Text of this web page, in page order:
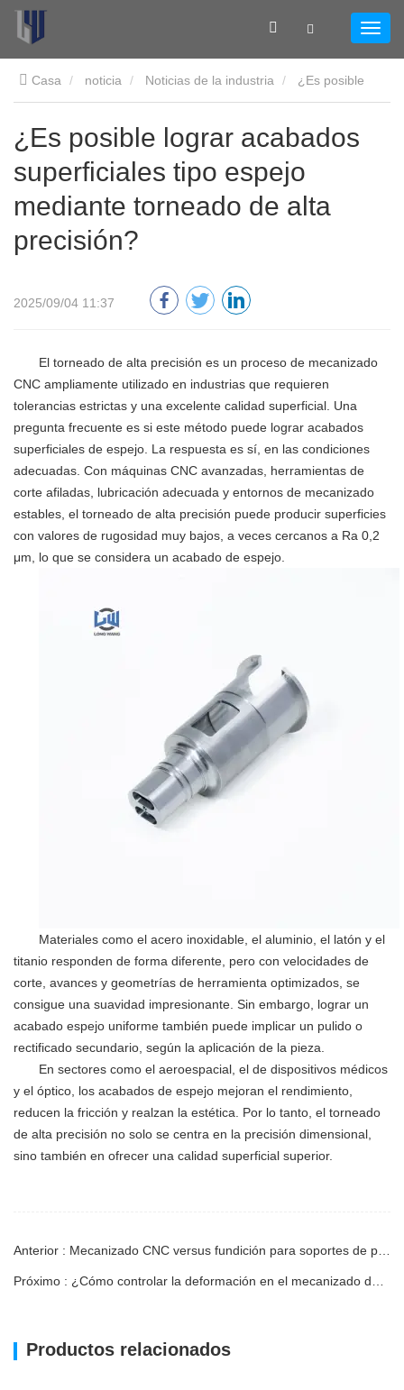
Casa noticia Noticias de la industria
alta precisión?
¿Es posible lograr acabados
superficiales tipo espejo
mediante torneado de alta
precisión?
2025/09/04 11:37
El torneado de alta precisión es un proceso de mecanizado
CNC ampliamente utilizado en industrias que requieren
tolerancias estrictas y una excelente calidad superficial. Una
pregunta frecuente es si este método puede lograr acabados
superficiales de espejo. La respuesta es sí, en las condiciones
adecuadas. Con máquinas CNC avanzadas, herramientas de
corte afiladas, lubricación adecuada y entornos de mecanizado
estables, el torneado de alta precisión puede producir superficies
con valores de rugosidad muy bajos, a veces cercanos a Ra 0,2
μm, lo que se considera un acabado de espejo.
Materiales como el acero inoxidable, el aluminio, el latón y el
titanio responden de forma diferente, pero con velocidades de
corte, avances y geometrías de herramienta optimizados, se
consigue una suavidad impresionante. Sin embargo, lograr un
acabado espejo uniforme también puede implicar un pulido o
rectificado secundario, según la aplicación de la pieza.
En sectores como el aeroespacial, el de dispositivos médicos
y el óptico, los acabados de espejo mejoran el rendimiento,
reducen la fricción y realzan la estética. Por lo tanto, el torneado
de alta precisión no solo se centra en la precisión dimensional,
sino también en ofrecer una calidad superficial superior.
Productos relacionados